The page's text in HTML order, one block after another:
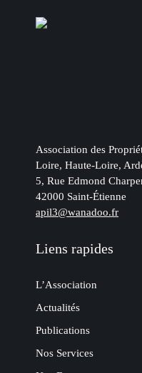
Association des
Loire, Haute-Loire,
5, Rue Edmond
42000 Saint-Étienne
apil3@wanadoo.fr
Liens rapides
L’Association
Actualités
Publications
Nos Services